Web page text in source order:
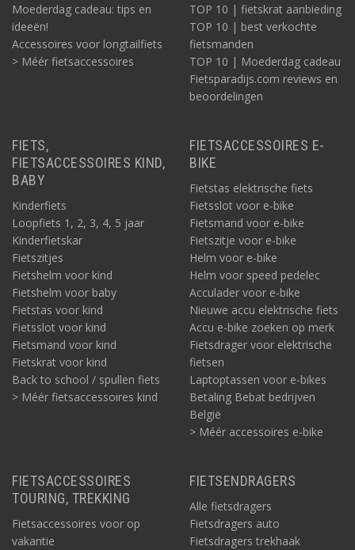
Moederdag cadeau: tips en
ideeën!
Accessoires voor longtailfiets
> Méér fietsaccessoires
TOP 10 | fietskrat aanbieding
TOP 10 | best verkochte
fietsmanden
TOP 10 | Moederdag cadeau
Fietsparadijs.com reviews en
beoordelingen
FIETS,
FIETSACCESSOIRES KIND,
BABY
Kinderfiets
Loopfiets 1, 2, 3, 4, 5 jaar
Kinderfietskar
Fietszitjes
Fietshelm voor kind
Fietshelm voor baby
Fietstas voor kind
Fietsslot voor kind
Fietsmand voor kind
Fietskrat voor kind
Back to school / spullen fiets
> Méér fietsaccessoires kind
FIETSACCESSOIRES E-
BIKE
Fietstas elektrische fiets
Fietsslot voor e-bike
Fietsmand voor e-bike
Fietszitje voor e-bike
Helm voor e-bike
Helm voor speed pedelec
Acculader voor e-bike
Nieuwe accu elektrische fiets
Accu e-bike zoeken op merk
Fietsdrager voor elektrische
fietsen
Laptoptassen voor e-bikes
Betaling Bebat bedrijven
België
> Méér accessoires e-bike
FIETSACCESSOIRES
TOURING, TREKKING
Fietsaccessoires voor op
vakantie
FIETSENDRAGERS
Alle fietsdragers
Fietsdragers auto
Fietsdragers trekhaak